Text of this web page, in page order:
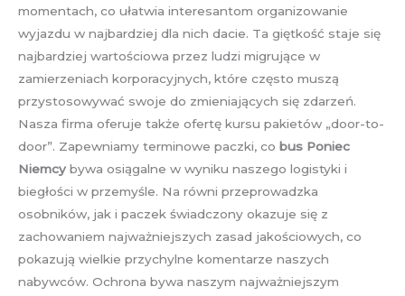
momentach, co ułatwia interesantom organizowanie
wyjazdu w najbardziej dla nich dacie. Ta giętkość staje się
najbardziej wartościowa przez ludzi migrujące w
zamierzeniach korporacyjnych, które często muszą
przystosowywać swoje do zmieniających się zdarzeń.
Nasza firma oferuje także ofertę kursu pakietów „door-to-
door”. Zapewniamy terminowe paczki, co bus Poniec
Niemcy bywa osiągalne w wyniku naszego logistyki i
biegłości w przemyśle. Na równi przeprowadzka
osobników, jak i paczek świadczony okazuje się z
zachowaniem najważniejszych zasad jakościowych, co
pokazują wielkie przychylne komentarze naszych
nabywców. Ochrona bywa naszym najważniejszym